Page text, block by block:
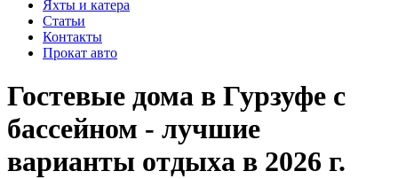
Яхты и катера
Статьи
Контакты
Прокат авто
Гостевые дома в Гурзуфе с
бассейном - лучшие
варианты отдыха в 2026 г.